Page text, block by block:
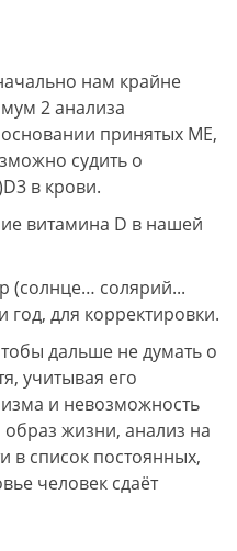
нам крайне
2 анализа
принятых МЕ,
судить о
в крови.
витамина D в нашей
(солнце… солярий...
год, для корректировки.
дальше не думать о
учитывая его
и невозможность
образ жизни, анализ на
в список постоянных,
человек сдаёт